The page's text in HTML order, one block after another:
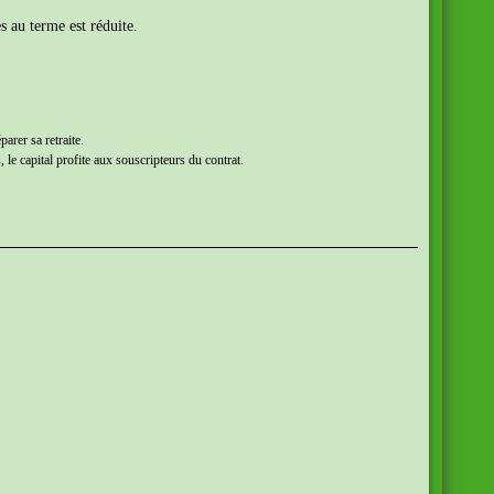
au terme est réduite.
sa retraite.
le capital profite aux souscripteurs du contrat.